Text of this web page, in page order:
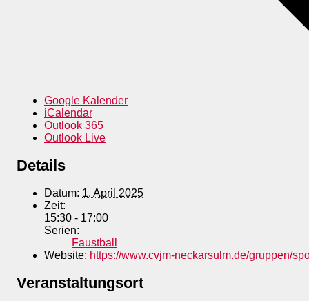
Google Kalender
iCalendar
Outlook 365
Outlook Live
Details
Datum: 1. April 2025
Zeit:
15:30 - 17:00
Serien:
Faustball
Website: https://www.cvjm-neckarsulm.de/gruppen/
Veranstaltungsort